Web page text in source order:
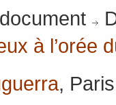
à l’orée
,